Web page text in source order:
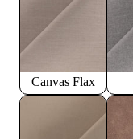
Canvas Flax